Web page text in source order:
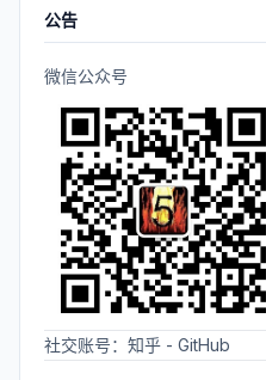
公告
微信公众号
社交账号： 知乎 - GitHub